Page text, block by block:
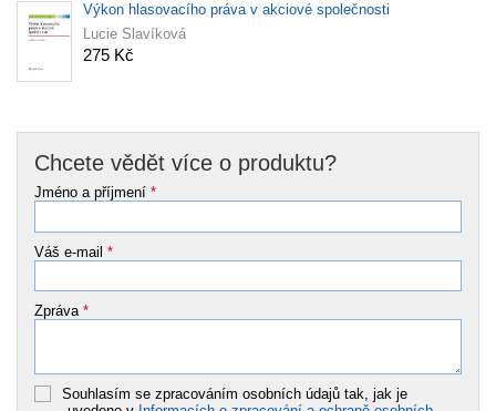
Výkon hlasovacího práva v akciové společnosti
Lucie Slavíková
275 Kč
Chcete vědět více o produktu?
Jméno a příjmení *
Váš e-mail *
Zpráva *
Souhlasím se zpracováním osobních údajů tak, jak je